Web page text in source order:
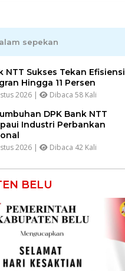
sepekan
NTT Sukses Tekan Efisiensi
Hingga 11 Persen
2026 | Dibaca 58 Kali
DPK Bank NTT
Industri Perbankan
2026 | Dibaca 42 Kali
BELU